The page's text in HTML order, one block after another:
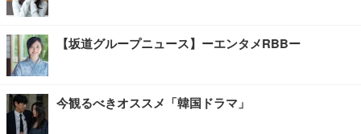
【坂道グループニュース】ーエンタメRBBー
今観るべきオススメ「韓国ドラマ」